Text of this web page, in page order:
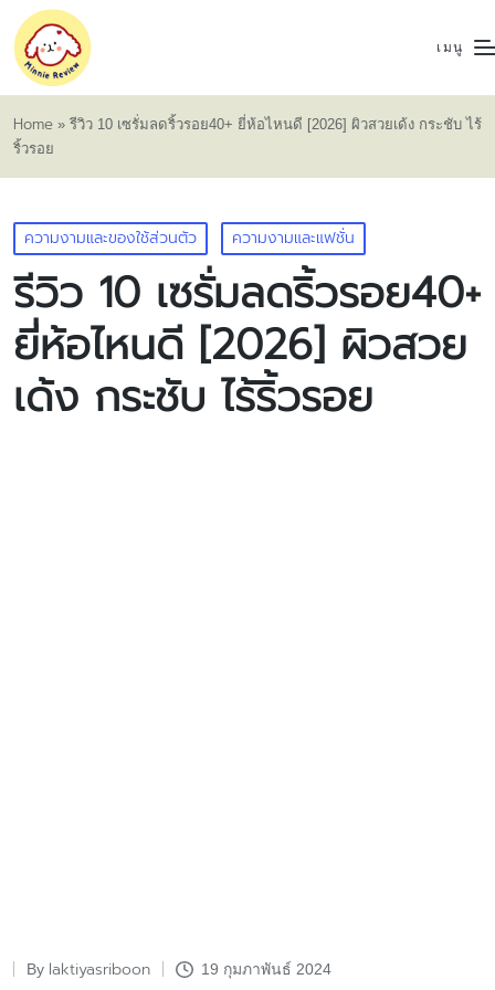
เมนู
Home » รีวิว 10 เซรั่มลดริ้วรอย40+ ยี่ห้อไหนดี [2026] ผิวสวยเด้ง กระชับ ไร้
ริ้วรอย
Posted
in
ความงามและของใช้ส่วนตัว ความงามและแฟชั่น
รีวิว 10 เซรั่มลดริ้วรอย40+
ยี่ห้อไหนดี [2026] ผิวสวย
เด้ง กระชับ ไร้ริ้วรอย
Posted
By laktiyasriboon 19 กุมภาพันธ์ 2024